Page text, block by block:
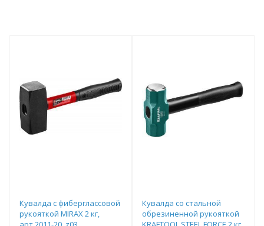
Кувалда с фибергласcовой
рукояткой MIRAX 2 кг,
Кувалда со стальной
обрезиненной рукояткой